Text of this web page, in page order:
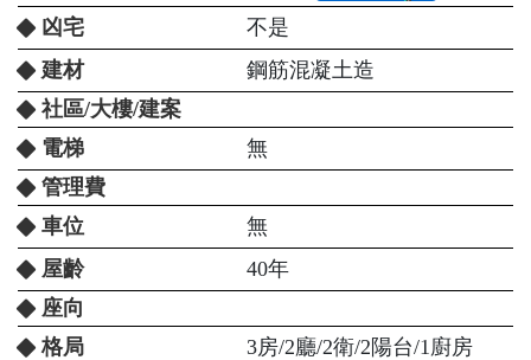
凶宅
不是
建材
鋼筋混凝土造
社區/大樓/建案
電梯
無
管理費
車位
無
屋齡
40年
座向
格局
3房/2廳/2衛/2陽台/1廚房